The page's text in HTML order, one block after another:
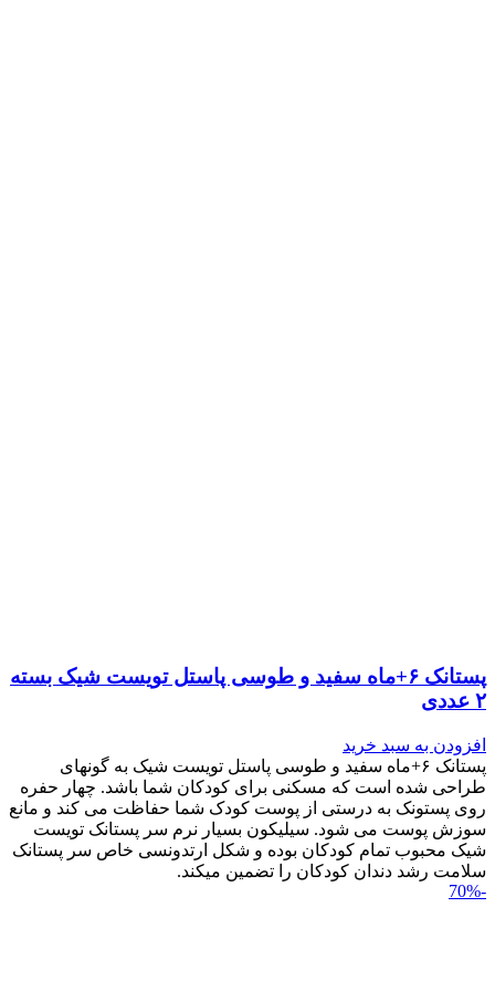
پستانک ۶+ماه سفید و طوسی پاستل تویست شیک بسته
۲ عددی
افزودن به سبد خرید
پستانک ۶+ماه سفید و طوسی پاستل تویست شیک به گونه‎ای
طراحی شده است که مسکنی برای کودکان شما باشد. چهار حفره
روی پستونک به درستی از پوست کودک شما حفاظت می کند و مانع
سوزش پوست می شود. سیلیکون بسیار نرم سر پستانک تویست
شیک محبوب تمام کودکان بوده و شکل ارتدونسی خاص سر پستانک
سلامت رشد دندان کودکان را تضمین می‎کند.
-70%